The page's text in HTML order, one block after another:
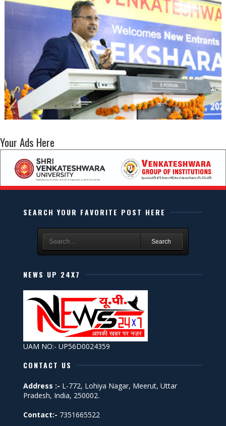
Your Ads Here
SEARCH YOUR FAVORITE POST HERE
Search
NEWS UP 24X7
UAM NO:- UP56D0024359
CONTACT US
Address :- L-772, Lohiya Nagar, Meerut, Uttar
Pradesh, India, 250002.
Contact:- 7351665522